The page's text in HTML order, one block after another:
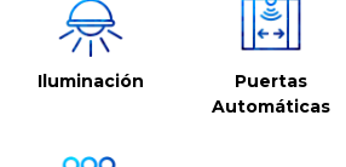
Iluminación
Puertas
Automáticas